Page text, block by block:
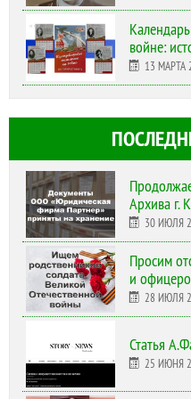
войне:
13 МАРТА
Архива г.
30 ИЮЛЯ
Просим
и
28 ИЮЛЯ
Статья
25 ИЮНЯ